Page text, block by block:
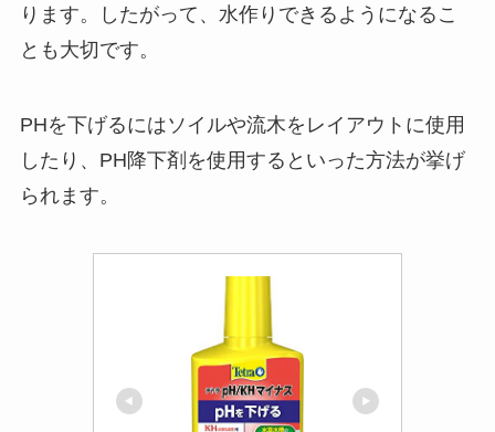
ります。したがって、水作りできるようになるこ
とも大切です。
PHを下げるにはソイルや流木をレイアウトに使用
したり、PH降下剤を使用するといった方法が挙げ
られます。